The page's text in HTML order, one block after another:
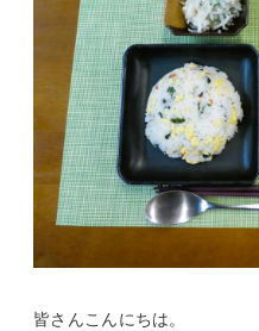
皆さんこんにちは。